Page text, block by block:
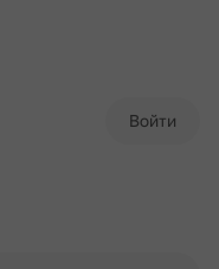
Войти